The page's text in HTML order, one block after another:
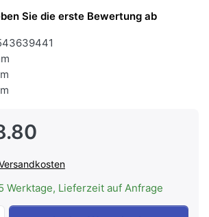
Sie die erste Bewertung ab
Werktage, Lieferzeit auf Anfrage
ELECTROLUX EH7K1-2WE Einbauherd